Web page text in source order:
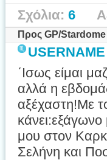
Σχόλια: 6
Προς GP/Stardome
USERNAME
΄Ισως είμαι
αλλά η
αξέχαστη!Με
μου στον
Σελήνη και